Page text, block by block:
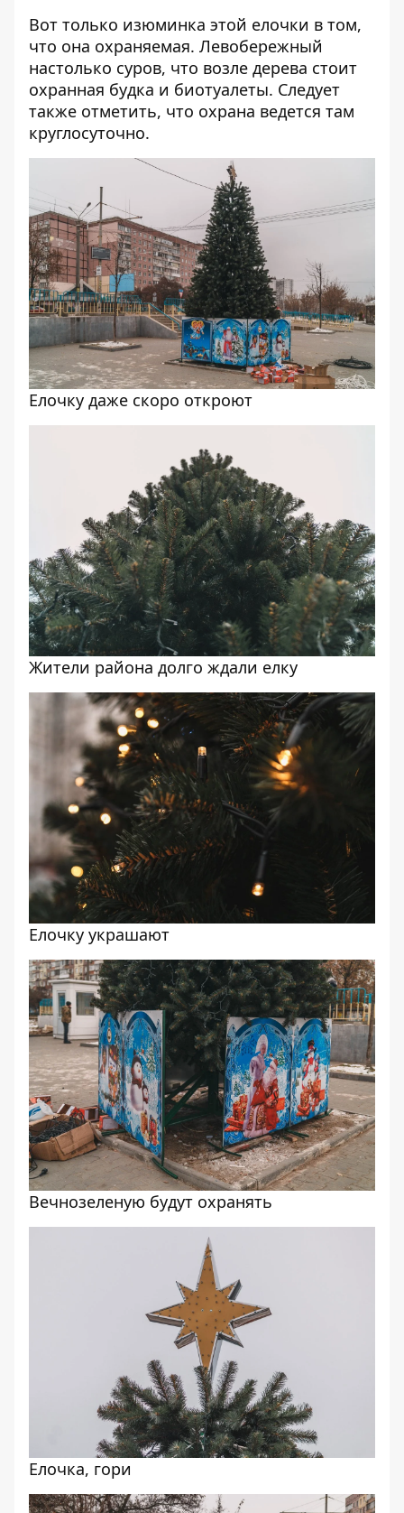
Вот только изюминка этой елочки в том,
что она охраняемая. Левобережный
настолько суров, что возле дерева стоит
охранная будка и биотуалеты. Следует
также отметить, что охрана ведется там
круглосуточно.
Елочку даже скоро откроют
Жители района долго ждали елку
Елочку украшают
Вечнозеленую будут охранять
Елочка, гори